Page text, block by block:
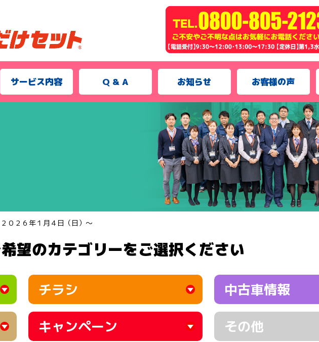
サービス内容 Q & A お知らせ お客様の声
０２６年１月４日（日）～
望のカテゴリーをご選択ください
チラシ 中古車情報
キャンペーン その他